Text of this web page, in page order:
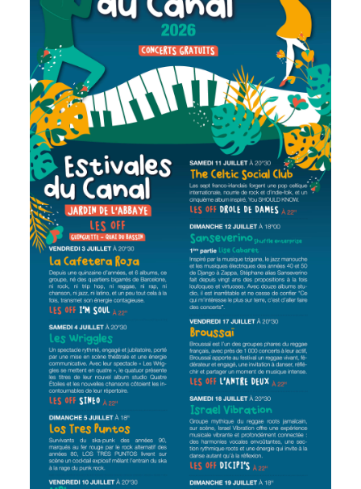
d'identité
État civil
Élections
Jumelages
Publication des
actes
administratifs
Journal
municipal
Actualités
Agenda
Fil de l'info
Accueil avant
et après classe
Réussite
éducative et
inclusion
Inscriptions
scolaires 2026-
2027
Enfance
jeunesse
Centres de
loisirs
Espace jeunes
Point
information
jeunesse
Restauration
municipale
Santé et
solidarité
Culture et
Sport